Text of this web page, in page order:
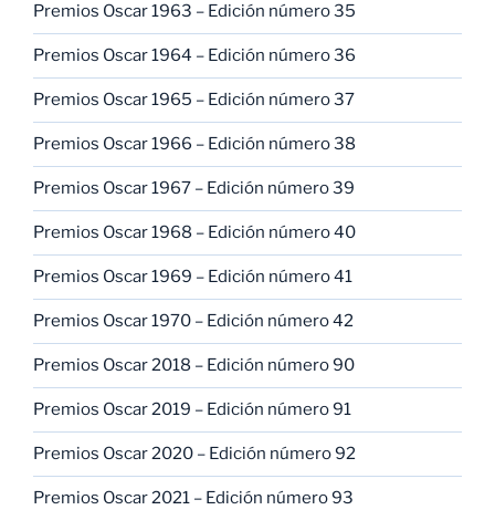
Premios Oscar 1963 – Edición número 35
Premios Oscar 1964 – Edición número 36
Premios Oscar 1965 – Edición número 37
Premios Oscar 1966 – Edición número 38
Premios Oscar 1967 – Edición número 39
Premios Oscar 1968 – Edición número 40
Premios Oscar 1969 – Edición número 41
Premios Oscar 1970 – Edición número 42
Premios Oscar 2018 – Edición número 90
Premios Oscar 2019 – Edición número 91
Premios Oscar 2020 – Edición número 92
Premios Oscar 2021 – Edición número 93